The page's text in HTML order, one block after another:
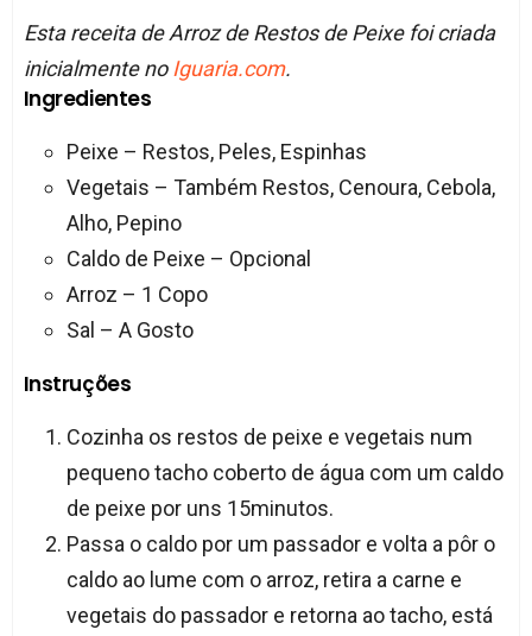
Esta receita de Arroz de Restos de Peixe foi criada
inicialmente no Iguaria.com.
Ingredientes
Peixe – Restos, Peles, Espinhas
Vegetais – Também Restos, Cenoura, Cebola,
Alho, Pepino
Caldo de Peixe – Opcional
Arroz – 1 Copo
Sal – A Gosto
Instruções
Cozinha os restos de peixe e vegetais num
pequeno tacho coberto de água com um caldo
de peixe por uns 15minutos.
Passa o caldo por um passador e volta a pôr o
caldo ao lume com o arroz, retira a carne e
vegetais do passador e retorna ao tacho, está